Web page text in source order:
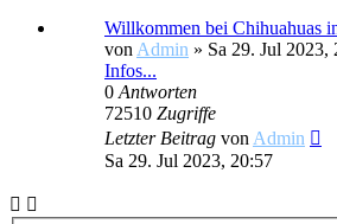
Willkommen bei Chihuahuas
von Admin » Sa 29. Jul 2023,
Infos...
0 Antworten
72510 Zugriffe
Letzter Beitrag von Admin
Sa 29. Jul 2023, 20:57